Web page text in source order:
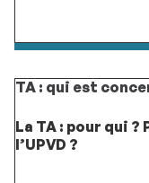
TA : qui est
La TA : pour qui
l’UPVD ?